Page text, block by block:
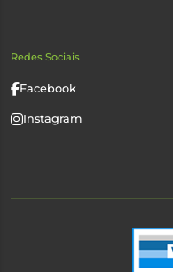
Redes Sociais
Facebook
Instagram